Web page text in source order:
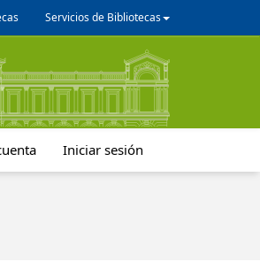
Servicios de Bibliotecas
Iniciar sesión